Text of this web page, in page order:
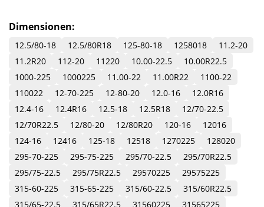
Dimensionen:
12.5/80-18 12.5/80R18 125-80-18 1258018
11.2-20
11.2R20
112-20 11220 10.00-22.5
10.00R22.5
1000-225
1000225 11.00-22 11.00R22
1100-22
110022
12-70-225 12-80-20 12.0-16
12.0R16
12.4-16
12.4R16 12.5-18 12.5R18
12/70-22.5
12/70R22.5
12/80-20 12/80R20 120-16
12016
124-16
12416 125-18 12518 1270225
128020
295-70-225
295-75-225 295/70-22.5
295/70R22.5
295/75-22.5
295/75R22.5 29570225
29575225
315-60-225
315-65-225 315/60-22.5
315/60R22.5
315/65-22.5
315/65R22.5 31560225
31565225